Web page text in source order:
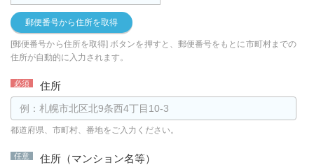
郵便番号から住所を取得
[郵便番号から住所を取得] ボタンを押すと、郵便番号をもとに市町村までの
住所が自動的に入力されます。
住所
都道府県、市町村、番地をご入力ください。
住所（マンション名等）